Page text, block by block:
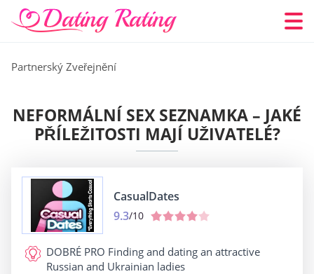
Partnerský Zveřejnění
NEFORMÁLNÍ SEX SEZNAMKA – JAKÉ
PŘÍLEŽITOSTI MAJÍ UŽIVATELÉ?
СasualDates
9.3/10
DOBRÉ PRO Finding and dating an attractive
Russian and Ukrainian ladies